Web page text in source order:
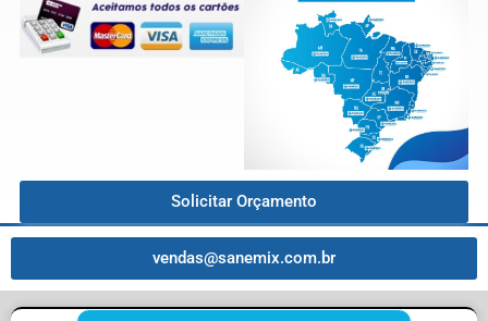
Solicitar Orçamento
vendas@sanemix.com.br